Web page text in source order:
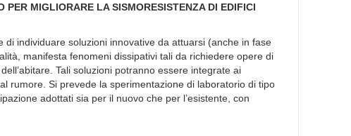
MIGLIORARE LA SISMORESISTENZA DI EDIFICI
individuare soluzioni innovative da attuarsi (anche in fase
manifesta fenomeni dissipativi tali da richiedere opere di
Tali soluzioni potranno essere integrate ai
rumore. Si prevede la sperimentazione di laboratorio di tipo
adottati sia per il nuovo che per l’esistente, con